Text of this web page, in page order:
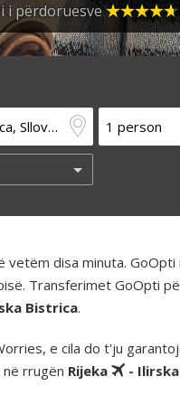
i përdoruesve
disa minuta. GoOpti
Transferimet GoOpti
Bistrica.
e cila do t'ju
rrugën Rijeka
-